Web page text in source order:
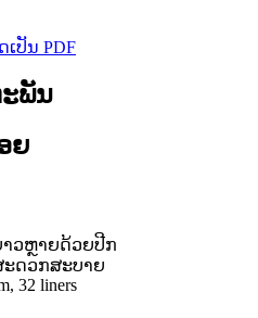
ເປັນ PDF
ພັນ
ຍ
າວຫຼາຍດ້ວຍປີກ
ດວກສະບາຍ
32 liners